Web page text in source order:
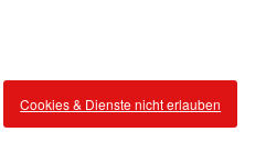
Cookies & Dienste nicht erlauben